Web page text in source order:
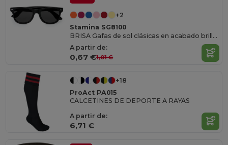
+2
Stamina SG8100
BRISA Gafas de sol clásicas en acabado brillo con protección UV400
A partir de:
0,67 €1,01 €
+18
ProAct PA015
CALCETINES DE DEPORTE A RAYAS
A partir de:
6,71 €